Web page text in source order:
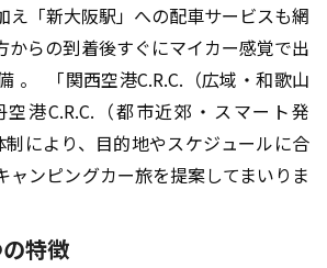
え「新大阪駅」への配車サービスも網
からの到着後すぐにマイカー感覚で出
。 「関西空港C.R.C.（広域・和歌山
港C.R.C.（都市近郊・スマート発
により、目的地やスケジュールに合
ャンピングカー旅を提案してまいりま
特徴